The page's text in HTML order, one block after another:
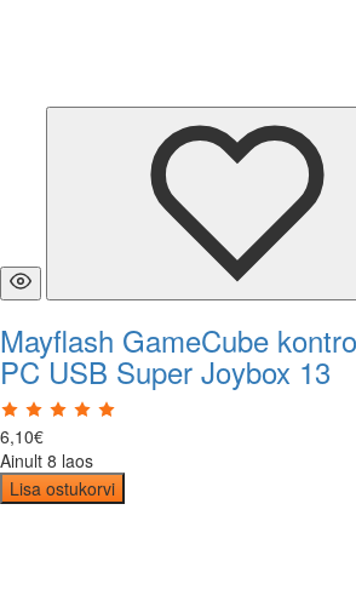
Mayflash GameCube
PC USB Super Joybox 13
6,10€
Ainult 8 laos
Lisa ostukorvi